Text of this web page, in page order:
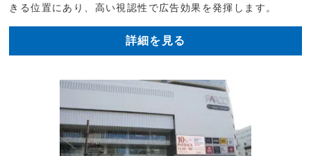
きる位置にあり、高い視認性で広告効果を発揮します。
詳細を見る